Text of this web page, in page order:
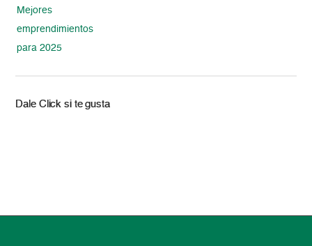
Mejores
emprendimientos
para 2025
Dale Click si te gusta